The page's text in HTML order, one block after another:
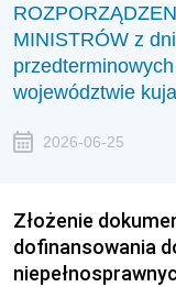
MINISTRÓW z
województwie
2026-06-25
Złożenie
dofinansowania